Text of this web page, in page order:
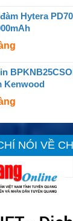
Hytera
Kenwood
NÓI VỀ